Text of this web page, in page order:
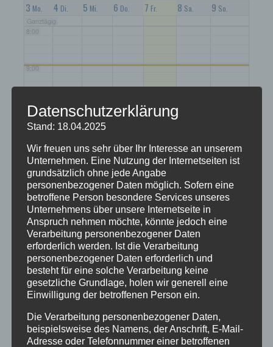
3 Mo. 4 Di. 5 Mi. 6 Do. 7 Fr. 8 Sa. 9 So.
Ganztägig
8:00
9:00
10:00
12:00
13:00
14:00
15:00
16:00
Datenschutzerklärung
Stand: 18.04.2025
Wir freuen uns sehr über Ihr Interesse an unserem
Unternehmen. Eine Nutzung der Internetseiten ist
grundsätzlich ohne jede Angabe
personenbezogener Daten möglich. Sofern eine
betroffene Person besondere Services unseres
Unternehmens über unsere Internetseite in
Anspruch nehmen möchte, könnte jedoch eine
Verarbeitung personenbezogener Daten
erforderlich werden. Ist die Verarbeitung
personenbezogener Daten erforderlich und
besteht für eine solche Verarbeitung keine
gesetzliche Grundlage, holen wir generell eine
Einwilligung der betroffenen Person ein.
Die Verarbeitung personenbezogener Daten,
beispielsweise des Namens, der Anschrift, E-Mail-
Adresse oder Telefonnummer einer betroffenen